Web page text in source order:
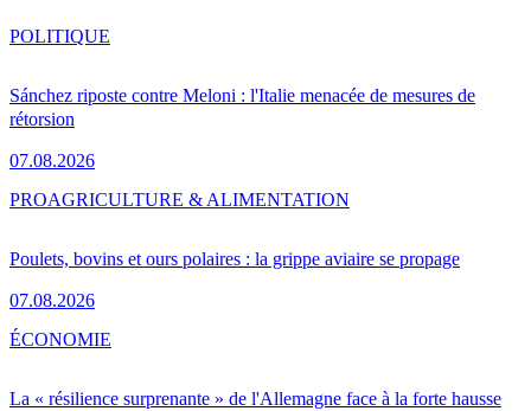
Sánchez riposte contre Meloni : l'Italie menacée de mesures de
rétorsion
07.08.2026
POLITIQUE
Poulets, bovins et ours polaires : la grippe aviaire se propage
07.08.2026
PROAGRICULTURE & ALIMENTATION
La « résilience surprenante » de l'Allemagne face à la forte hausse
ÉCONOMIE